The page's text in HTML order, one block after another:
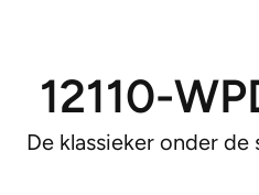
12110-
De klassieker onder